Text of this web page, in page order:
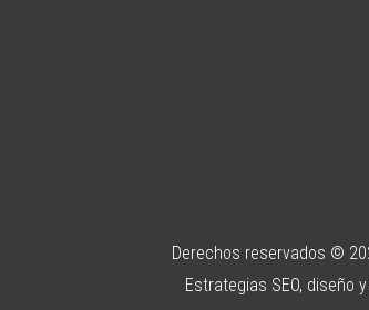
Derechos reservados ©
Estrategias SEO, diseño